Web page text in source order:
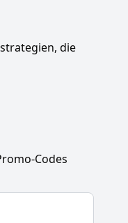
die
Codes